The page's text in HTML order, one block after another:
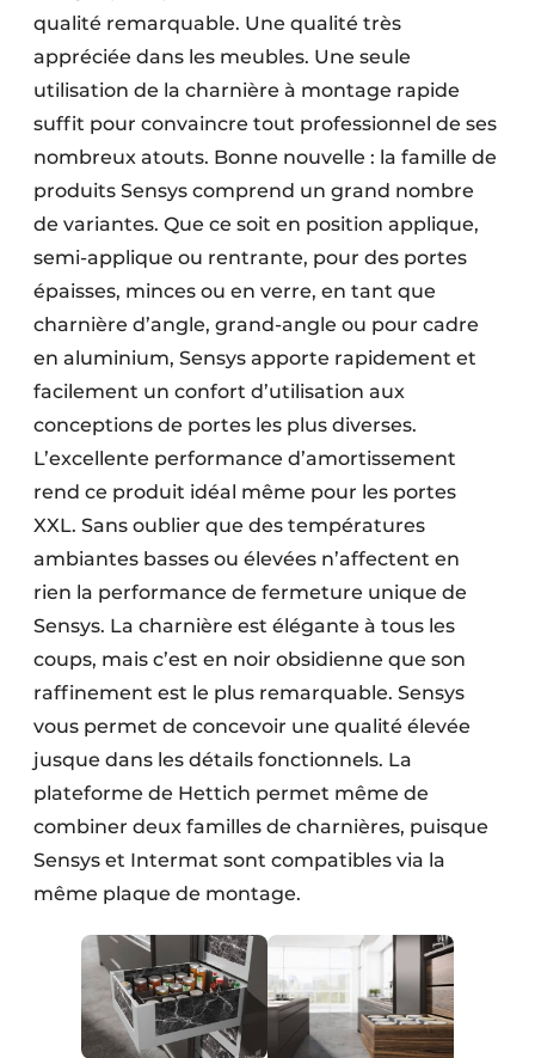
qualité remarquable. Une qualité très
appréciée dans les meubles. Une seule
utilisation de la charnière à montage rapide
suffit pour convaincre tout professionnel de ses
nombreux atouts. Bonne nouvelle : la famille de
produits Sensys comprend un grand nombre
de variantes. Que ce soit en position applique,
semi-applique ou rentrante, pour des portes
épaisses, minces ou en verre, en tant que
charnière d’angle, grand-angle ou pour cadre
en aluminium, Sensys apporte rapidement et
facilement un confort d’utilisation aux
conceptions de portes les plus diverses.
L’excellente performance d’amortissement
rend ce produit idéal même pour les portes
XXL. Sans oublier que des températures
ambiantes basses ou élevées n’affectent en
rien la performance de fermeture unique de
Sensys. La charnière est élégante à tous les
coups, mais c’est en noir obsidienne que son
raffinement est le plus remarquable. Sensys
vous permet de concevoir une qualité élevée
jusque dans les détails fonctionnels. La
plateforme de Hettich permet même de
combiner deux familles de charnières, puisque
Sensys et Intermat sont compatibles via la
même plaque de montage.